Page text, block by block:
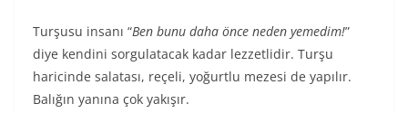
Turşusu insanı “Ben bunu daha önce neden yemedim!”
diye kendini sorgulatacak kadar lezzetlidir. Turşu
haricinde salatası, reçeli, yoğurtlu mezesi de yapılır.
Balığın yanına çok yakışır.